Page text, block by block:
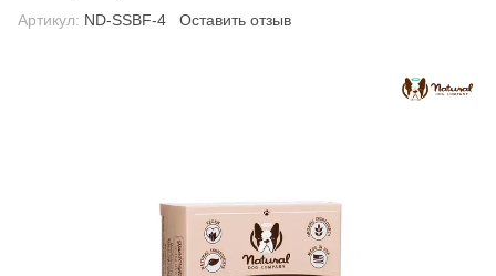
Артикул: ND-SSBF-4 Оставить отзыв